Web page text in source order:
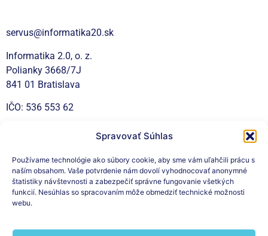
Spravovať Súhlas
Používame technológie ako súbory cookie, aby sme vám uľahčili prácu s
naším obsahom. Vaše potvrdenie nám dovolí vyhodnocovať anonymné
štatistiky návštevnosti a zabezpečiť správne fungovanie všetkých
funkcií. Nesúhlas so spracovaním môže obmedziť technické možnosti
webu.
servus@informatika20.sk
Informatika 2.0, o. z.
Polianky 3668/7J
841 01 Bratislava
IČO: 536 553 62
Sociálne siete